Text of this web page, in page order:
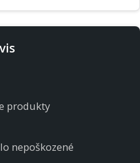
produkty
nepoškozené